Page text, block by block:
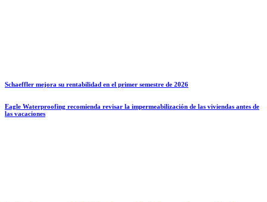
Schaeffler mejora su rentabilidad en el primer semestre de 2026
Eagle Waterproofing recomienda revisar la impermeabilización de las viviendas antes de
las vacaciones